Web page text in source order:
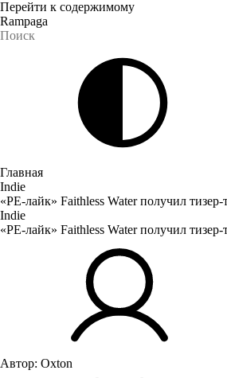
Перейти к содержимому
Rampaga
Главная
Indie
«РЕ-лайк» Faithless Water получил тизер-
Indie
«РЕ-лайк» Faithless Water получил тизер-
Автор: Oxton